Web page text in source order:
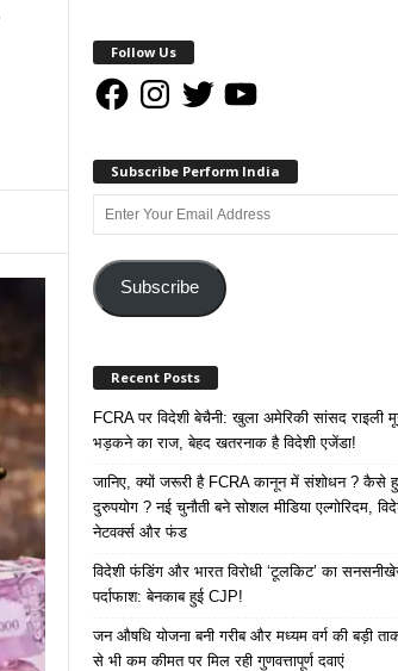
Follow Us
FacebookInstagram
Twitter YouTube
Subscribe Perform India
Enter
Your
AddressSubscribe
Recent Posts
FCRA पर विदेशी बेचैनी: खुला अमेरिकी सांसद राइली
भड़कने का राज, बेहद खतरनाक है विदेशी एजेंडा!
जानिए, क्यों जरूरी है FCRA कानून में संशोधन ? कैसे
दुरुपयोग ? नई चुनौती बने सोशल मीडिया एल्गोरिदम,
नेटवर्क्स और फंड
विदेशी फंडिंग और भारत विरोधी ‘टूलकिट’ का
पर्दाफाश: बेनकाब हुई CJP!
जन औषधि योजना बनी गरीब और मध्यम वर्ग की बड़ी
से भी कम कीमत पर मिल रही गुणवत्तापूर्ण दवाएं